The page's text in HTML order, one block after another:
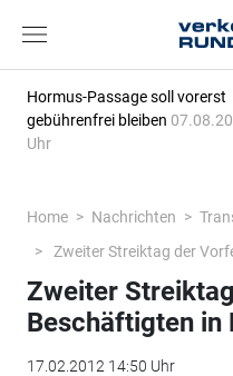
Hormus-Passage soll vorerst
gebührenfrei bleiben
Uhr
Home Nachrichten
Zweiter Streiktag der
Zweiter
Beschäftigten in
17.02.2012 14:50 Uhr